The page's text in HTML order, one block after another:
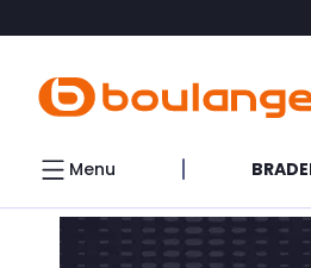
Accéder directement au chatbot
Menu